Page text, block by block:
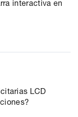
interactiva en
LCD